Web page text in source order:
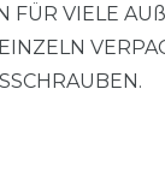
FÜR VIELE